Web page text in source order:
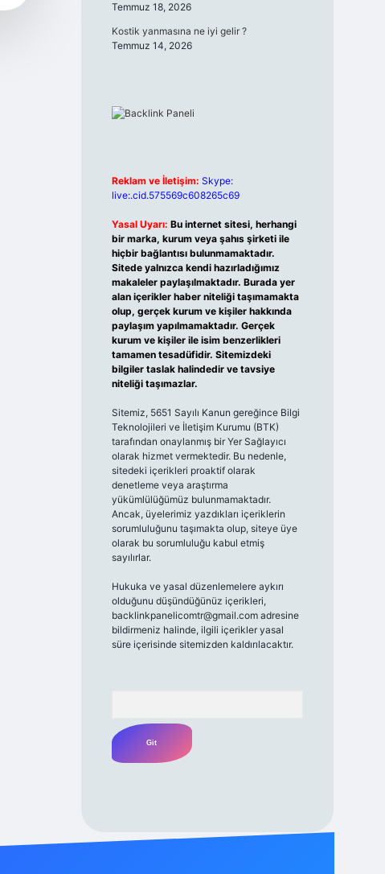
Temmuz 18, 2026
Kostik yanmasına ne iyi gelir ?
Temmuz 14, 2026
Reklam ve İletişim: Skype:
live:.cid.575569c608265c69
Yasal Uyarı: Bu internet sitesi, herhangi
bir marka, kurum veya şahıs şirketi ile
hiçbir bağlantısı bulunmamaktadır.
Sitede yalnızca kendi hazırladığımız
makaleler paylaşılmaktadır. Burada yer
alan içerikler haber niteliği taşımamakta
olup, gerçek kurum ve kişiler hakkında
paylaşım yapılmamaktadır. Gerçek
kurum ve kişiler ile isim benzerlikleri
tamamen tesadüfidir. Sitemizdeki
bilgiler taslak halindedir ve tavsiye
niteliği taşımazlar.
Sitemiz, 5651 Sayılı Kanun gereğince Bilgi
Teknolojileri ve İletişim Kurumu (BTK)
tarafından onaylanmış bir Yer Sağlayıcı
olarak hizmet vermektedir. Bu nedenle,
sitedeki içerikleri proaktif olarak
denetleme veya araştırma
yükümlülüğümüz bulunmamaktadır.
Ancak, üyelerimiz yazdıkları içeriklerin
sorumluluğunu taşımakta olup, siteye üye
olarak bu sorumluluğu kabul etmiş
sayılırlar.
Hukuka ve yasal düzenlemelere aykırı
olduğunu düşündüğünüz içerikleri,
backlinkpanelicomtr@gmail.comadresine
bildirmeniz halinde, ilgili içerikler yasal
süre içerisinde sitemizden kaldırılacaktır.